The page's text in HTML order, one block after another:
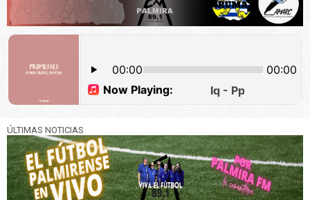
ÚLTIMAS NOTICIAS